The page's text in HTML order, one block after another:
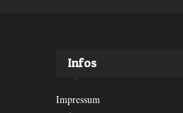
Infos
Impressum